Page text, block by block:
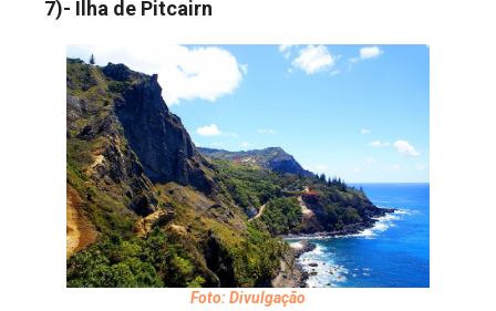
7)- Ilha de Pitcairn
Foto: Divulgação